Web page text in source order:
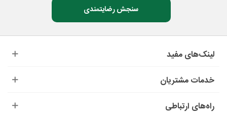
سنجش رضایتمندی
لینک‌های مفید
خدمات مشتریان
راه‌های ارتباطی